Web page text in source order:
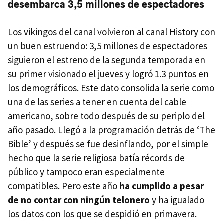
desembarca 3,5 millones de espectadores
Los vikingos del canal volvieron al canal History con
un buen estruendo: 3,5 millones de espectadores
siguieron el estreno de la segunda temporada en
su primer visionado el jueves y logró 1.3 puntos en
los demográficos. Este dato consolida la serie como
una de las series a tener en cuenta del cable
americano, sobre todo después de su periplo del
año pasado. Llegó a la programación detrás de ‘The
Bible’ y después se fue desinflando, por el simple
hecho que la serie religiosa batía récords de
público y tampoco eran especialmente
compatibles. Pero este año ha cumplido a pesar
de no contar con ningún telonero y ha igualado
los datos con los que se despidió en primavera.